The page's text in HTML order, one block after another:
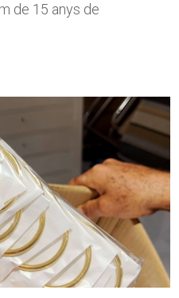
de 15 anys de